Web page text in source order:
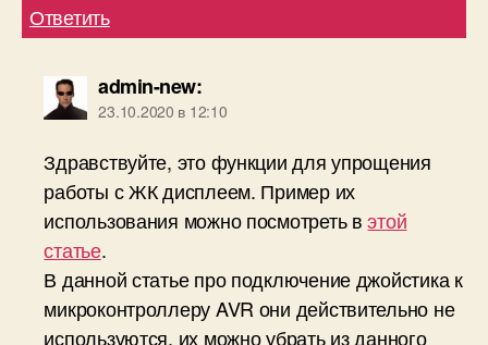
Ответить
admin-new:
23.10.2020 в 12:10
Здравствуйте, это функции для упрощения
работы с ЖК дисплеем. Пример их
использования можно посмотреть вэтой
статье.
В данной статье про подключение джойстика к
микроконтроллеру AVR они действительно не
используются, их можно убрать из данного